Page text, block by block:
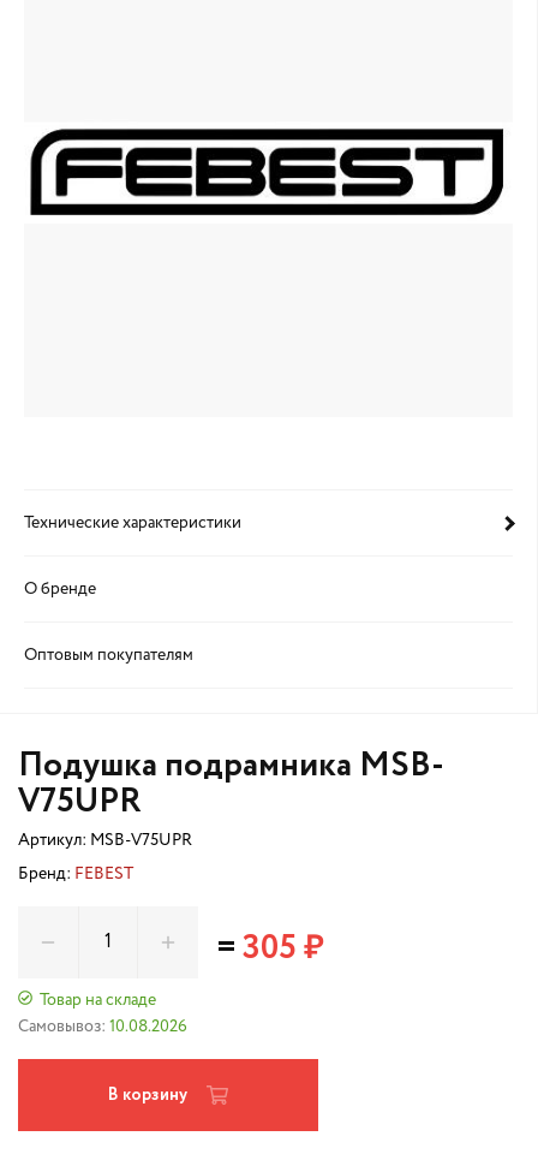
Технические характеристики
О бренде
Оптовым покупателям
Подушка подрамника MSB-
V75UPR
Артикул: MSB-V75UPR
Бренд: FEBEST
Товар на складе
Самовывоз: 10.08.2026
=305 ₽
В корзину